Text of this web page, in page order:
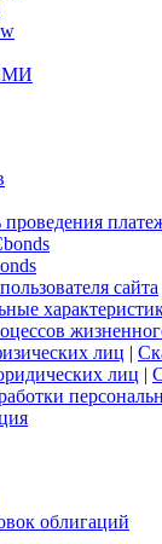
проведения
сайта
лиц |
лиц |
облигаций